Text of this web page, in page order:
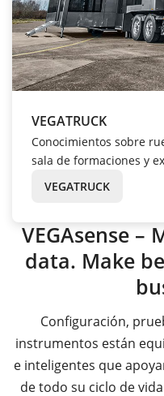
VEGATRUCK
Conocimientos sobre
sala de formaciones y
VEGATRUCK
VEGAsense –
data. Make
Configuración,
instrumentos están
e inteligentes que
de todo su ciclo de